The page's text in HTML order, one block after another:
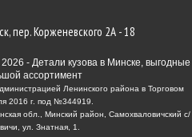
пер. Корженевского 2А - 18
- Детали кузова в Минске, выгодные
ассортимент
Ленинского района в Торговом
2016 г. под №344919.
обл., Минский район, Самохваловичский с/
ул. Знатная, 1.